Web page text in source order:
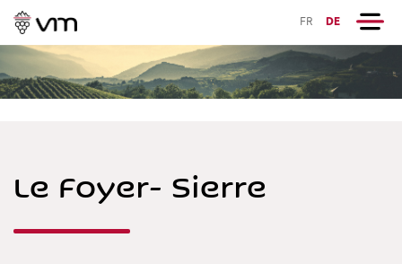
FR DE
Le Foyer- Sierre